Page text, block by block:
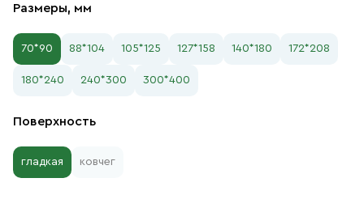
Размеры, мм
70*90 88*104 105*125 127*158 140*180 172*208
180*240 240*300 300*400
Поверхность
гладкая ковчег